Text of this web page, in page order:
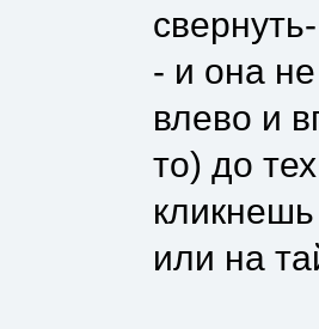
- и она
влево и
то) до
или на